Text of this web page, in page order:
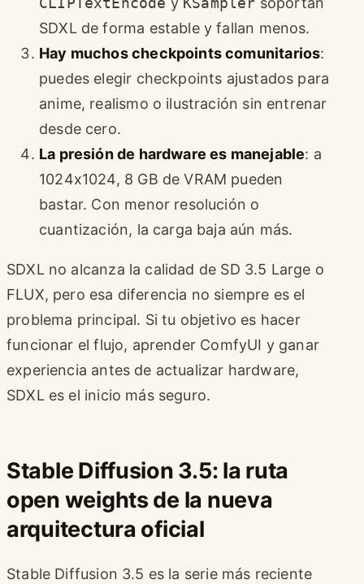
SDXL de forma estable y fallan menos.
Hay muchos checkpoints comunitarios:
puedes elegir checkpoints ajustados para
anime, realismo o ilustración sin entrenar
desde cero.
La presión de hardware es manejable: a
1024x1024, 8 GB de VRAM pueden
bastar. Con menor resolución o
cuantización, la carga baja aún más.
SDXL no alcanza la calidad de SD 3.5 Large o
FLUX, pero esa diferencia no siempre es el
problema principal. Si tu objetivo es hacer
funcionar el flujo, aprender ComfyUI y ganar
experiencia antes de actualizar hardware,
SDXL es el inicio más seguro.
Stable Diffusion 3.5: la ruta
open weights de la nueva
arquitectura oficial
Stable Diffusion 3.5 es la serie más reciente